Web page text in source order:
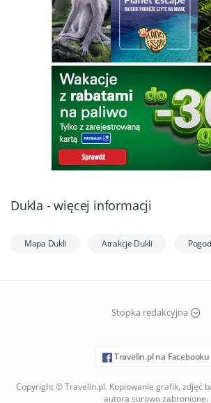
Dukla - więcej informacji
Mapa Dukli Atrakcje Dukli
Stopka redakcyjna
Travelin.pl na Facebooku
Copyright © Travelin.pl. Kopiowanie grafik, zdjęć
autora surowo zabronione.